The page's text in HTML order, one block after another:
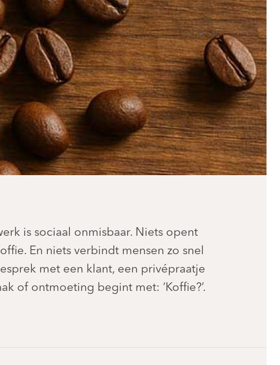
is sociaal onmisbaar. Niets opent
En niets verbindt mensen zo snel
met een klant, een privépraatje
of ontmoeting begint met: ‘Koffie?’.